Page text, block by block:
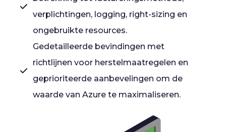
verplichtingen, logging, right-sizing en
ongebruikte resources.
Gedetailleerde bevindingen met
richtlijnen voor herstelmaatregelen en
geprioriteerde aanbevelingen om de
waarde van Azure te maximaliseren.